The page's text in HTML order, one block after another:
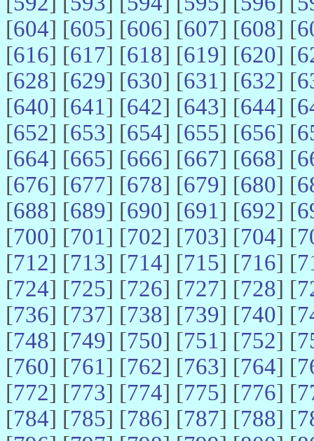
[604] [605] [606] [607] [608] [
[616] [617] [618] [619] [620] [
[628] [629] [630] [631] [632] [
[640] [641] [642] [643] [644] [
[652] [653] [654] [655] [656] [
[664] [665] [666] [667] [668] [
[676] [677] [678] [679] [680] [
[688] [689] [690] [691] [692] [
[700] [701] [702] [703] [704] [
[712] [713] [714] [715] [716] [
[724] [725] [726] [727] [728] [
[736] [737] [738] [739] [740] [
[748] [749] [750] [751] [752] [
[760] [761] [762] [763] [764] [
[772] [773] [774] [775] [776] [
[784] [785] [786] [787] [788] [